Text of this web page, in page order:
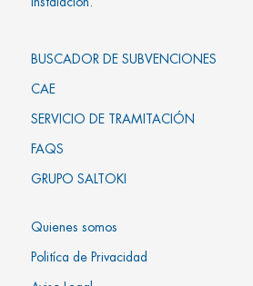
BUSCADOR DE SUBVENCIONES
CAE
SERVICIO DE TRAMITACIÓN
FAQS
GRUPO SALTOKI
Quienes somos
Politíca de Privacidad